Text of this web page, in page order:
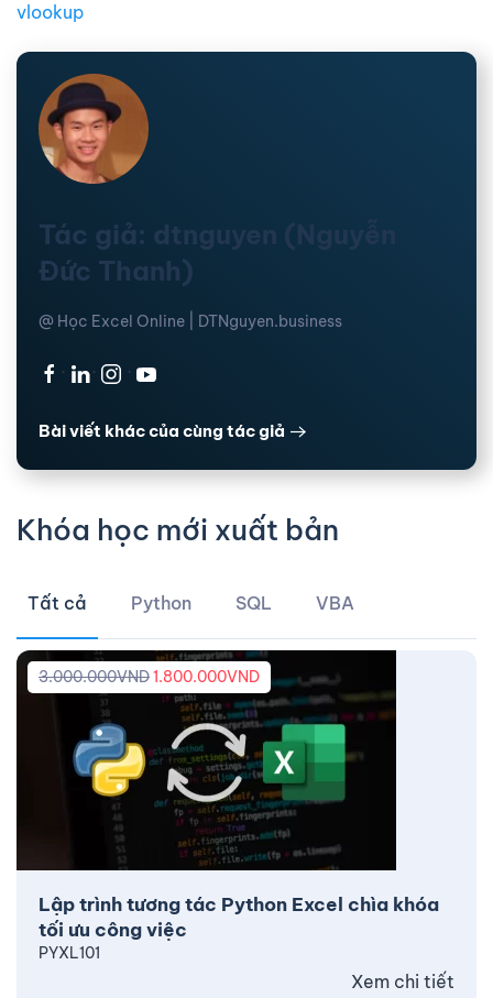
vlookup
Tác giả: dtnguyen (Nguyễn
Đức Thanh)
@ Học Excel Online | DTNguyen.business
· · ·
Bài viết khác của cùng tác giả
Khóa học mới xuất bản
Tất cả Python SQL VBA
Lập trình tương tác Python Excel chìa khóa
tối ưu công việc
3.000.000VND1.800.000VND
PYXL101
Xem chi tiết